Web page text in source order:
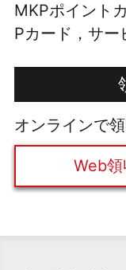
MKPポイント
Pカード，サー
オンラインで
Web領